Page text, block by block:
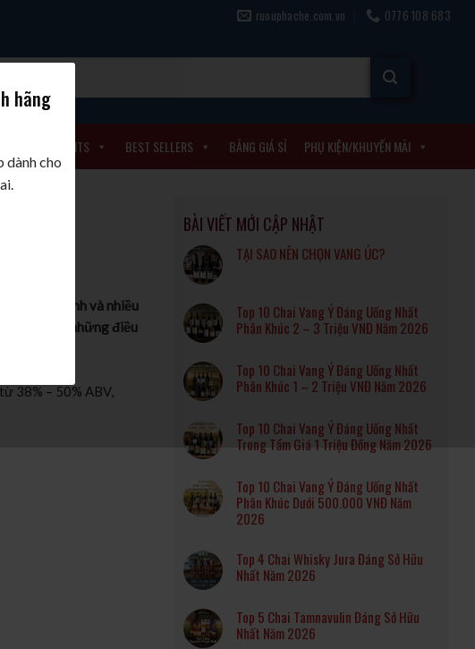
ruouphache.com.vn 0776 108 683
WINES & SPIRITS BEST SELLERS BẢNG GIÁ SỈ PHỤ KIỆN/KHUYẾN MÃI
thùa xanh và nhiều
khám phá những điều
38% – 50% ABV,
BÀI VIẾT MỚI CẬP NHẬT
TẠI SAO NÊN CHỌN VANG ÚC?
Top 10 Chai Vang Ý Đáng Uống Nhất
Phân Khúc 2 – 3 Triệu VNĐ Năm 2026
Top 10 Chai Vang Ý Đáng Uống Nhất
Phân Khúc 1 – 2 Triệu VNĐ Năm 2026
Top 10 Chai Vang Ý Đáng Uống Nhất
Trong Tầm Giá 1 Triệu Đồng Năm 2026
Top 10 Chai Vang Ý Đáng Uống Nhất
Phân Khúc Dưới 500.000 VNĐ Năm
2026
Top 4 Chai Whisky Jura Đáng Sở Hữu
Nhất Năm 2026
Top 5 Chai Tamnavulin Đáng Sở Hữu
Nhất Năm 2026
hãng
dành cho